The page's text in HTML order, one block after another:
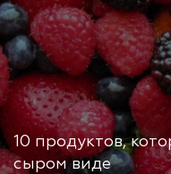
10 продуктов,
сыром виде